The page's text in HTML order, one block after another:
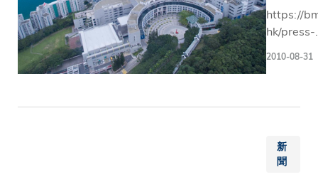
https://
hk/press-
2010-08-31
新
聞